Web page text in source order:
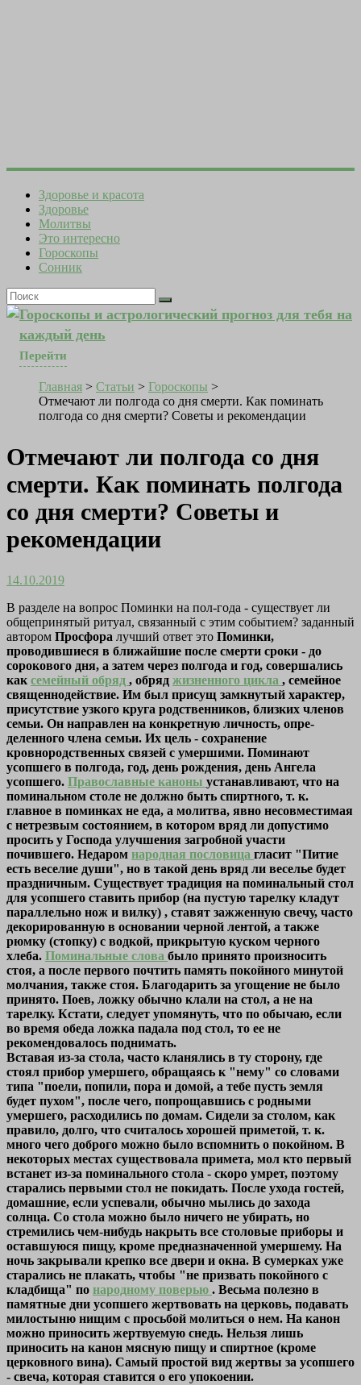
Здоровье и красота
Здоровье
Молитвы
Это интересно
Гороскопы
Сонник
Гороскопы и астрологический прогноз для тебя на
каждый день
Перейти
Главная > Статьи > Гороскопы >
Отмечают ли полгода со дня смерти. Как поминать
полгода со дня смерти? Советы и рекомендации
Отмечают ли полгода со дня
смерти. Как поминать полгода
со дня смерти? Советы и
рекомендации
14.10.2019
В разделе на вопрос Поминки на пол-года - существует ли
общепринятый ритуал, связанный с этим событием? заданный
автором Просфора лучший ответ это Поминки,
проводившиеся в ближайшие после смерти сроки - до
сорокового дня, а затем через полгода и год, совершались
как семейный обряд , обряд жизненного цикла , семейное
священнодействие. Им был присущ замкнутый характер,
присутствие узкого круга родственников, близких членов
семьи. Он направлен на конкретную личность, опре­
деленного члена семьи. Их цель - сохранение
кровнородственных связей с умершими. Поминают
усопшего в полгода, год, день рождения, день Ангела
усопшего. Православные каноны устанавливают, что на
поминальном столе не должно быть спиртного, т. к.
главное в поминках не еда, а молитва, явно несовместимая
с нетрезвым состоянием, в котором вряд ли допустимо
просить у Господа улучшения загробной участи
почившего. Недаром народная пословица гласит "Питие
есть веселие души", но в такой день вряд ли веселье будет
праздничным. Существует традиция на поминальный стол
для усопшего ставить прибор (на пустую тарелку кладут
параллельно нож и вилку) , ставят зажженную свечу, часто
декорированную в основании черной лентой, а также
рюмку (стопку) с водкой, прикрытую куском черного
хлеба. Поминальные слова было принято произносить
стоя, а после первого почтить память покойного минутой
молчания, также стоя. Благодарить за угощение не было
принято. Поев, ложку обычно клали на стол, а не на
тарелку. Кстати, следует упомянуть, что по обычаю, если
во время обеда ложка падала под стол, то ее не
рекомендовалось поднимать.
Вставая из-за стола, часто кланялись в ту сторону, где
стоял прибор умершего, обращаясь к "нему" со словами
типа "поели, попили, пора и домой, а тебе пусть земля
будет пухом", после чего, попрощавшись с родными
умершего, расходились по домам. Сидели за столом, как
правило, долго, что считалось хорошей приметой, т. к.
много чего доброго можно было вспомнить о покойном. В
некоторых местах существовала примета, мол кто первый
встанет из-за поминального стола - скоро умрет, поэтому
старались первыми стол не покидать. После ухода гостей,
домашние, если успевали, обычно мылись до захода
солнца. Со стола можно было ничего не убирать, но
стремились чем-нибудь накрыть все столовые приборы и
оставшуюся пищу, кроме предназначенной умершему. На
ночь закрывали крепко все двери и окна. В сумерках уже
старались не плакать, чтобы "не призвать покойного с
кладбища" по народному поверью . Весьма полезно в
памятные дни усопшего жертвовать на церковь, подавать
милостыню нищим с просьбой молиться о нем. На канон
можно приносить жертвуемую снедь. Нельзя лишь
приносить на канон мясную пищу и спиртное (кроме
церковного вина). Самый простой вид жертвы за усопшего
- свеча, которая ставится о его упокоении.